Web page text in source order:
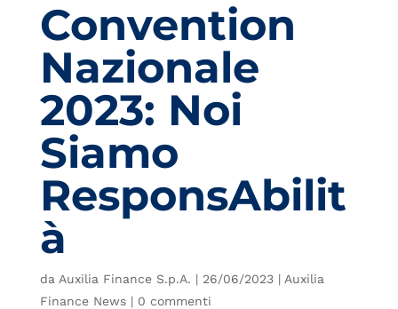
Convention
Nazionale
2023: Noi
Siamo
ResponsAbilit
à
da Auxilia Finance S.p.A. | 26/06/2023| Auxilia
Finance News| 0 commenti